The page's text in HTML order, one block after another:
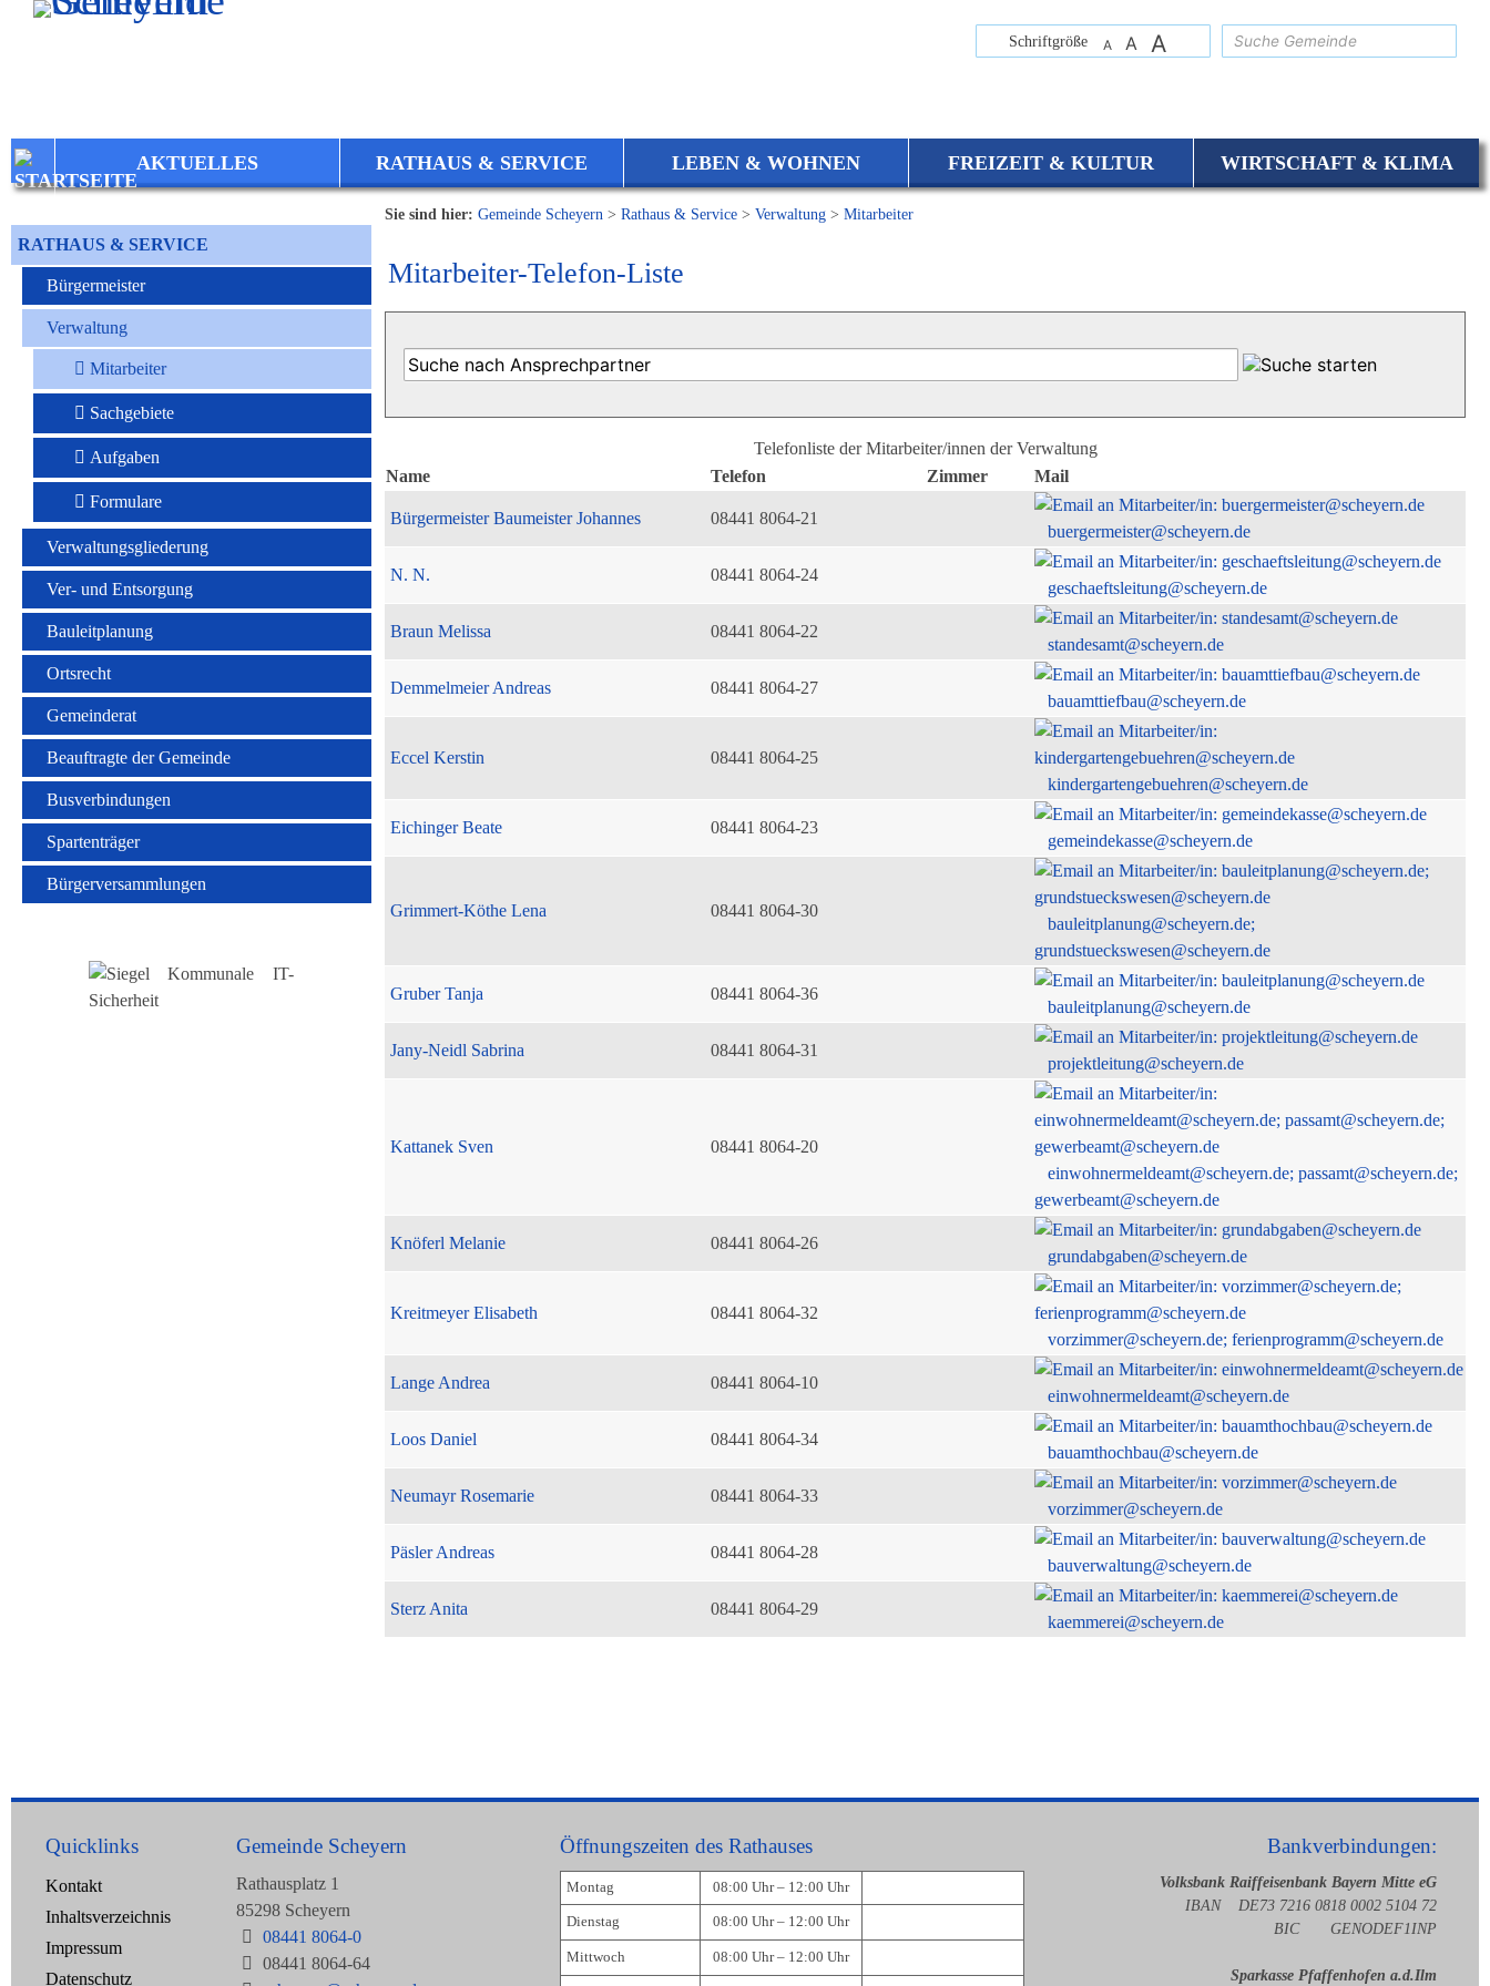
Zum Inhalt,zur Navigationoder
Schriftgröße A A A
AKTUELLES RATHAUS & SERVICE LEBEN & WOHNEN FREIZEIT & KULTUR WIRTSCHAFT & KLIMA
RATHAUS & SERVICE
Bürgermeister
Verwaltung
Mitarbeiter
Sachgebiete
Aufgaben
Formulare
Verwaltungsgliederung
Ver- und Entsorgung
Bauleitplanung
Ortsrecht
Gemeinderat
Beauftragte der Gemeinde
Busverbindungen
Spartenträger
Bürgerversammlungen
Sie sind hier: Gemeinde Scheyern > Rathaus & Service > Verwaltung > Mitarbeiter
Mitarbeiter-Telefon-Liste
Telefonliste der Mitarbeiter/innen der Verwaltung
Name
Telefon Zimmer Mail
Bürgermeister Baumeister Johannes 08441 8064-21
buergermeister@scheyern.de
N. N. 08441 8064-24
geschaeftsleitung@scheyern.de
Braun Melissa 08441 8064-22
standesamt@scheyern.de
Demmelmeier Andreas 08441 8064-27
bauamttiefbau@scheyern.de
Eccel Kerstin
08441 8064-25
kindergartengebuehren@scheyern.de
Eichinger Beate 08441 8064-23
gemeindekasse@scheyern.de
Grimmert-Köthe Lena 08441 8064-30
bauleitplanung@scheyern.de;
grundstueckswesen@scheyern.de
Gruber Tanja 08441 8064-36
bauleitplanung@scheyern.de
Jany-Neidl Sabrina 08441 8064-31
projektleitung@scheyern.de
Kattanek Sven
08441 8064-20
einwohnermeldeamt@scheyern.de; passamt@scheyern.de;
gewerbeamt@scheyern.de
Knöferl Melanie 08441 8064-26
grundabgaben@scheyern.de
Kreitmeyer Elisabeth
08441 8064-32
vorzimmer@scheyern.de; ferienprogramm@scheyern.de
Lange Andrea 08441 8064-10
einwohnermeldeamt@scheyern.de
Loos Daniel 08441 8064-34
bauamthochbau@scheyern.de
Neumayr Rosemarie 08441 8064-33
vorzimmer@scheyern.de
Päsler Andreas 08441 8064-28
bauverwaltung@scheyern.de
Sterz Anita 08441 8064-29
kaemmerei@scheyern.de
Quicklinks
Kontakt
Inhaltsverzeichnis
Impressum
Datenschutz
Gemeinde Scheyern
Rathausplatz 1
85298 Scheyern
08441 8064-0
08441 8064-64
Öffnungszeiten des Rathauses
Montag 08:00 Uhr – 12:00 Uhr
Dienstag 08:00 Uhr – 12:00 Uhr
Mittwoch 08:00 Uhr – 12:00 Uhr
Bankverbindungen:
Volksbank Raiffeisenbank Bayern Mitte eG
IBAN DE73 7216 0818 0002 5104 72
BIC GENODEF1INP
Sparkasse Pfaffenhofen a.d.Ilm